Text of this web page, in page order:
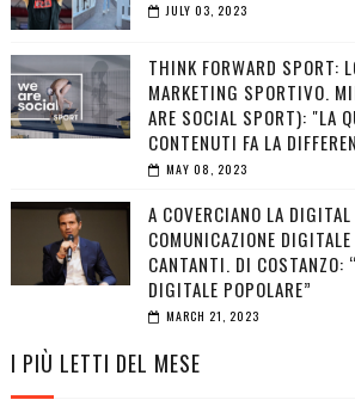
JULY 03, 2023
THINK FORWARD SPORT:
MARKETING SPORTIVO.
ARE SOCIAL SPORT): "LA
CONTENUTI FA LA
MAY 08, 2023
A COVERCIANO LA
COMUNICAZIONE
CANTANTI. DI COSTANZO:
DIGITALE POPOLARE”
MARCH 21, 2023
I PIÙ LETTI DEL MESE